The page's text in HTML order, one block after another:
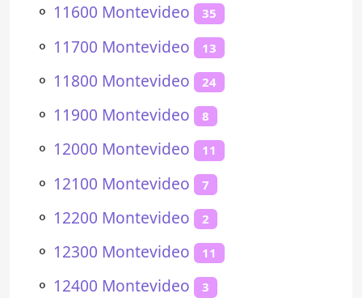
⚬ 11600 Montevideo 35
⚬ 11700 Montevideo 13
⚬ 11800 Montevideo 24
⚬ 11900 Montevideo 8
⚬ 12000 Montevideo 11
⚬ 12100 Montevideo 7
⚬ 12200 Montevideo 2
⚬ 12300 Montevideo 11
⚬ 12400 Montevideo 3